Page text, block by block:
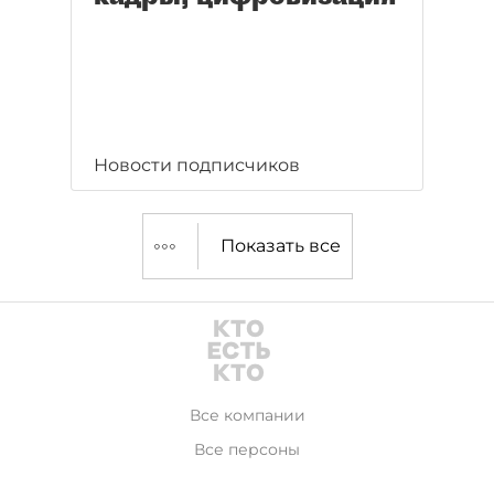
Новости подписчиков
Показать все
Все компании
Все персоны